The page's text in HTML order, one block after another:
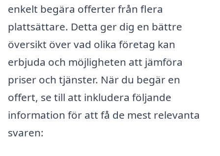
enkelt begära offerter från flera
plattsättare. Detta ger dig en bättre
översikt över vad olika företag kan
erbjuda och möjligheten att jämföra
priser och tjänster. När du begär en
offert, se till att inkludera följande
information för att få de mest relevanta
svaren: